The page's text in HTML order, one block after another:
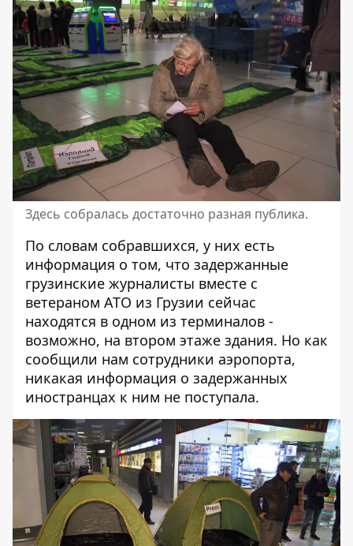
Здесь собралась достаточно разная публика.
По словам собравшихся, у них есть
информация о том, что задержанные
грузинские журналисты вместе с
ветераном АТО из Грузии сейчас
находятся в одном из терминалов -
возможно, на втором этаже здания. Но как
сообщили нам сотрудники аэропорта,
никакая информация о задержанных
иностранцах к ним не поступала.